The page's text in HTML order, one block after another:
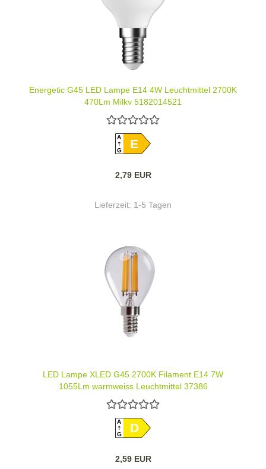
Energetic G45 LED Lampe E14 4W Leuchtmittel 2700K
470Lm Milky 5182014521
A
GE
2,79 EUR
Lieferzeit: 1-5 Tagen
LED Lampe XLED G45 2700K Filament E14 7W
1055Lm warmweiss Leuchtmittel 37386
A
GD
2,59 EUR